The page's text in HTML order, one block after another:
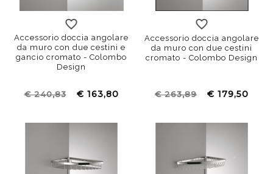
Accessorio doccia angolare
da muro con due cestini e
gancio cromato - Colombo
Design
€ 240,83 € 163,80
Accessorio doccia angolare
da muro con due cestini
cromato - Colombo Design
€ 263,89 € 179,50